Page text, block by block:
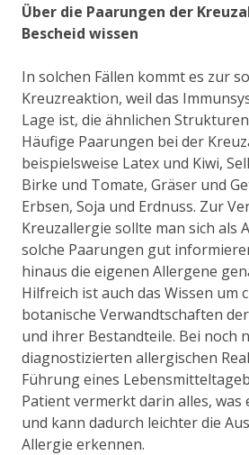
Über die Paarungen der
Bescheid wissen
In solchen Fällen kommt es zur
Kreuzreaktion, weil das
Lage ist, die ähnlichen
Häufige Paarungen bei der
beispielsweise Latex und Kiwi,
Birke und Tomate, Gräser und
Erbsen, Soja und Erdnuss. Zur
Kreuzallergie sollte man sich als
solche Paarungen gut
hinaus die eigenen Allergene
Hilfreich ist auch das Wissen um
botanische Verwandtschaften
und ihrer Bestandteile. Bei noch
diagnostizierten allergischen
Führung eines
Patient vermerkt darin alles, was
und kann dadurch leichter die
Allergie erkennen.